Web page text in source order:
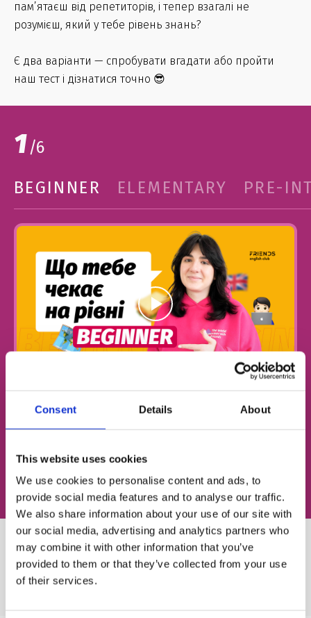
Consent Details About
This website uses cookies
We use cookies to personalise content and ads, to
provide social media features and to analyse our traffic.
We also share information about your use of our site with
our social media, advertising and analytics partners who
may combine it with other information that you’ve
provided to them or that they’ve collected from your use
of their services.
пам’ятаєш від репетиторів, і тепер взагалі не
розумієш, який у тебе рівень знань?
Є два варіанти — спробувати вгадати або пройти
наш тест і дізнатися точно 😎
1/6
BEGINNER ELEMENTARY PRE-
Як чистий лист паперу — якщо ти ніколи не вчив
Пройди тест